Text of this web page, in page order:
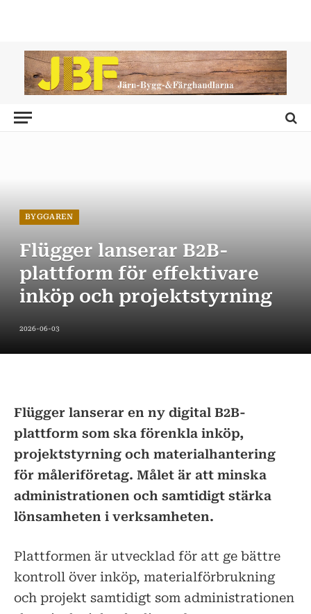
BYGGAREN
Flügger lanserar B2B-
plattform för effektivare
inköp och projektstyrning
2026-06-03
Flügger lanserar en ny digital B2B-
plattform som ska förenkla inköp,
projektstyrning och materialhantering
för måleriföretag. Målet är att minska
administrationen och samtidigt stärka
lönsamheten i verksamheten.
Plattformen är utvecklad för att ge bättre
kontroll över inköp, materialförbrukning
och projekt samtidigt som administrationen